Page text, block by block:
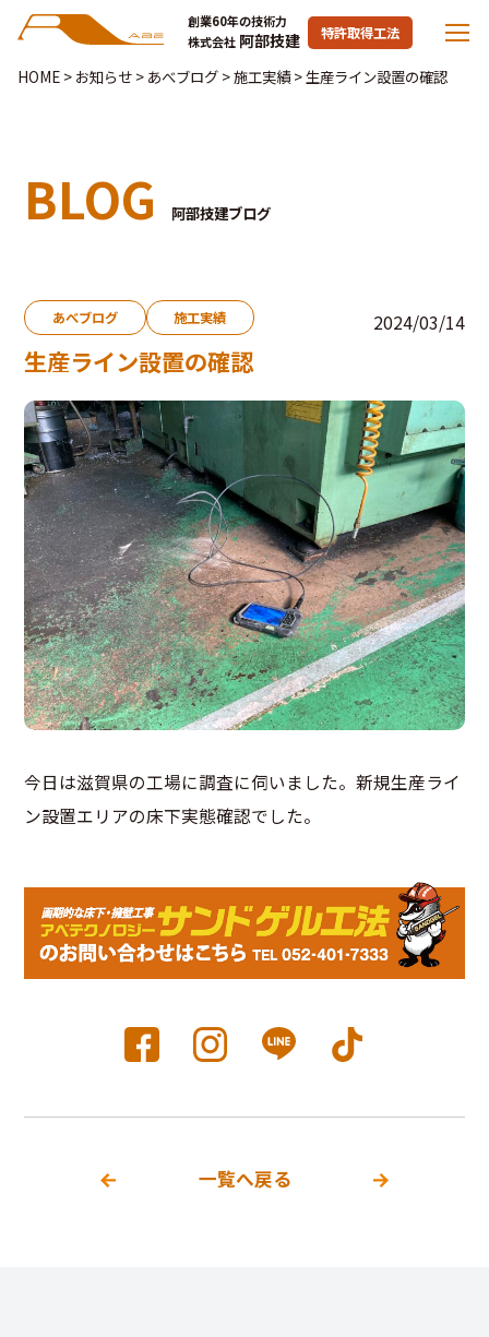
創業60年の技術力
株式会社 阿部技建 特許取得工法
HOME> お知らせ> あべブログ>施工実績>生産ライン設置の確認
BLOG 阿部技建ブログ
あべブログ 施工実績 2024/03/14
生産ライン設置の確認
今日は滋賀県の工場に調査に伺いました。新規生産ライ
ン設置エリアの床下実態確認でした。
一覧へ戻る